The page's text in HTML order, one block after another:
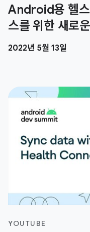
Android용 헬스
스를 위한 새로
2022년 5월 13일
YOUTUBE